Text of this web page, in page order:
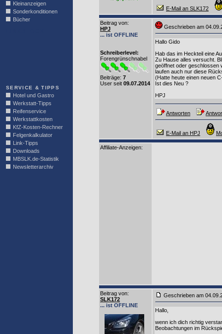
Kleinanzeigen
Sonderkonditionen
Bücher
SERVICE & TIPPS
Hotel und Gastro
Werkstatt-Tipps
Reifenservice
Werkstattkosten
KfZ-Kosten-Rechner
Felgenkalkulator
Link-Tipps
Downloads
MBSLK.de-Statistik
Newsletterarchiv
E-Mail an SLK172
Beitrag von:
HPJ
... ist OFFLINE
Schreiberlevel:
Forengrünschnabel
Beiträge: 7
User seit 09.07.2014
Geschrieben am
Hallo Gido
Hab das im Heckteil eine
Zu Hause alles versucht.
geöffnet oder geschlossen
laufen auch nur diese
(Hatte heute einen neuen
Ist dies Neu ?
HPJ
Antworten
E-Mail an HPJ
Affiliate-Anzeigen:
Beitrag von:
SLK172
... ist OFFLINE
Geschrieben am
Hallo,
wenn ich dich richtig
Beobachtungen im